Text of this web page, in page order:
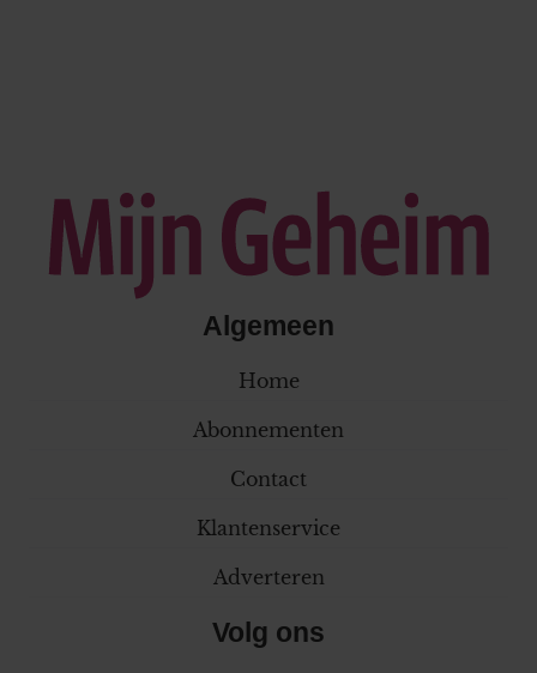
Algemeen
Home
Abonnementen
Contact
Klantenservice
Adverteren
Volg ons